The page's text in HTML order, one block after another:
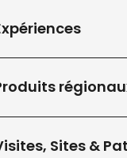
Sites &